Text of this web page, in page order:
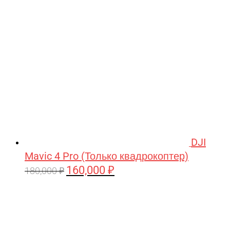
DJI
Mavic 4 Pro (Только квадрокоптер)
180,000₽ Первоначальная
160,000 ₽